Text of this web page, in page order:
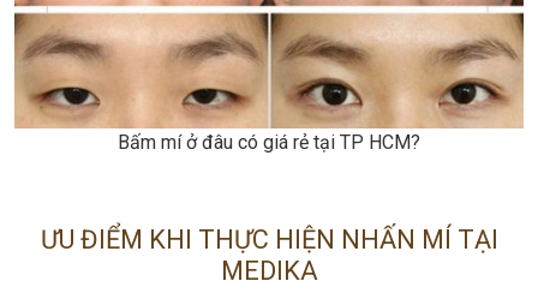
Bấm mí ở đâu có giá rẻ tại TP HCM?
ƯU ĐIỂM KHI THỰC HIỆN NHẤN MÍ TẠI
MEDIKA